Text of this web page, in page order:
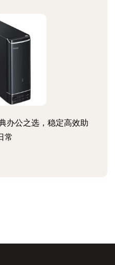
办公之选，稳定高效助
常